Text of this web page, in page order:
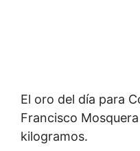
El oro del día para
Francisco
kilogramos.